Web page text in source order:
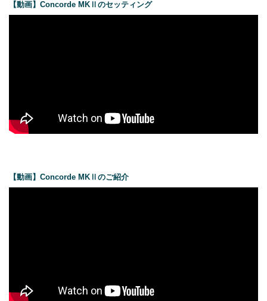
【動画】Concorde MKⅡのセッティング
【動画】Concorde MKⅡのご紹介